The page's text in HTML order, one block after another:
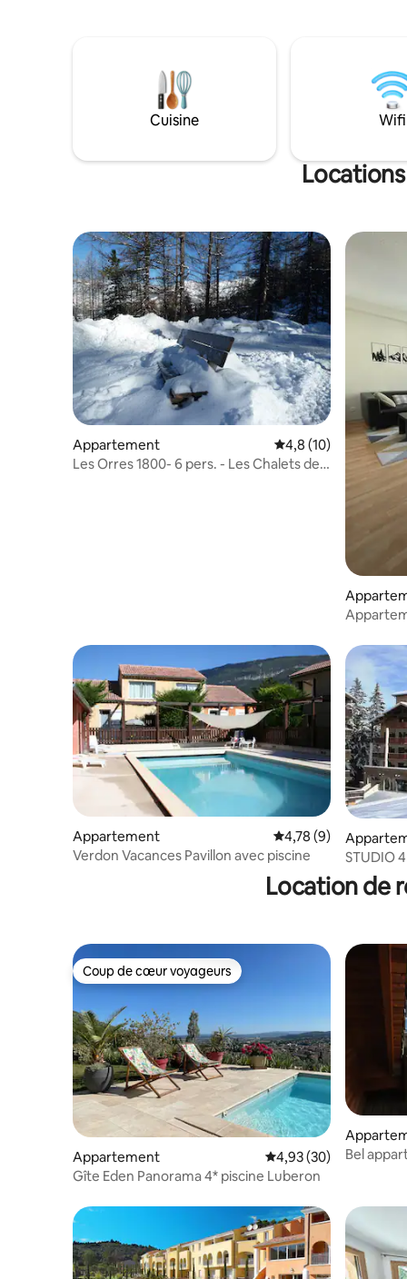
Casier à ski individuel au sous sol 🚫
Animaux interdits 🚭 Logement Non
fumeur ⚠️ Prévoir draps et parure de lit
village
Cuisine Wifi
Appartement Évaluation moyenne
4,8 (10)
Les Orres 1800- 6 pers. - Les Chalets de
Appartement Évaluation moyenne
4,78 (9)
Verdon Vacances Pavillon avec piscine
STUDIO
Location de
Coup de cœur voyageurs
Coup de cœur voyageurs
Appartement Évaluation moyenne
4,93 (30)
Gîte Eden Panorama 4* piscine Luberon
Bel